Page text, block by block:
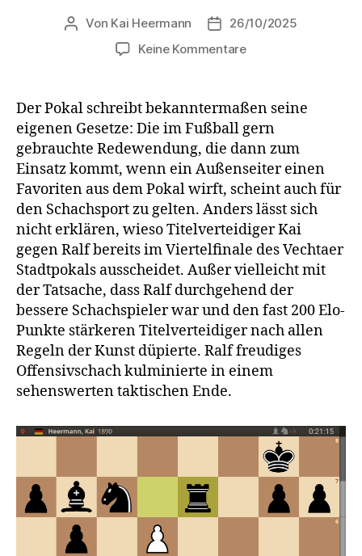
Beitragsautor
Von Kai Heermann Beitragsdatum
26/10/2025
Keine Kommentarezu
Zwei
Siege
und
zwei
Stichkämpfe
Der Pokal schreibt bekanntermaßen seine
eigenen Gesetze: Die im Fußball gern
gebrauchte Redewendung, die dann zum
Einsatz kommt, wenn ein Außenseiter einen
Favoriten aus dem Pokal wirft, scheint auch für
den Schachsport zu gelten. Anders lässt sich
nicht erklären, wieso Titelverteidiger Kai
gegen Ralf bereits im Viertelfinale des Vechtaer
Stadtpokals ausscheidet. Außer vielleicht mit
der Tatsache, dass Ralf durchgehend der
bessere Schachspieler war und den fast 200 Elo-
Punkte stärkeren Titelverteidiger nach allen
Regeln der Kunst düpierte. Ralf freudiges
Offensivschach kulminierte in einem
sehenswerten taktischen Ende.